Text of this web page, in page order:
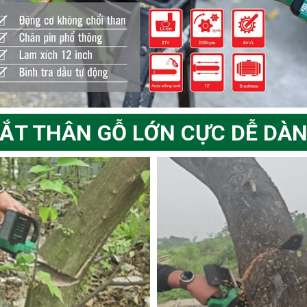
THÂN GỖ LỚN CỰC DỄ